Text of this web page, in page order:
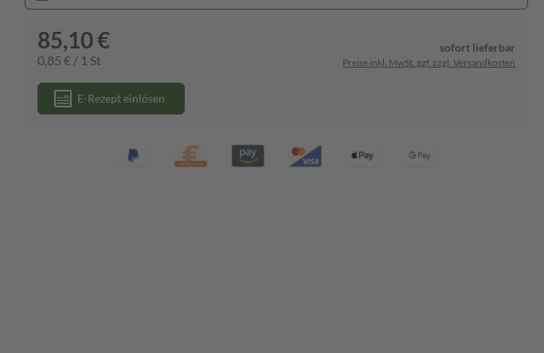
85,10 €
0,85 € / 1 St
sofort lieferbar
Preise inkl. MwSt. ggf. zzgl. Versandkosten
E-Rezept einlösen